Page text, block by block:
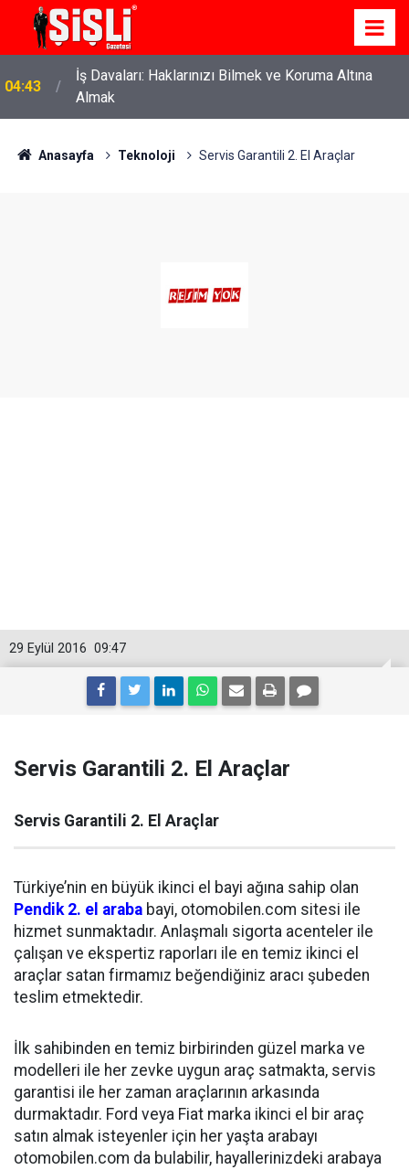
04:43
İş Davaları: Haklarınızı Bilmek ve Koruma Altına
Almak
Anasayfa Teknoloji Servis Garantili 2. El Araçlar
09:47
29 Eylül 2016
Servis Garantili 2. El Araçlar
Servis Garantili 2. El Araçlar
Türkiye’nin en büyük ikinci el bayi ağına sahip olan
Pendik 2. el araba bayi, otomobilen.com sitesi ile
hizmet sunmaktadır. Anlaşmalı sigorta acenteler ile
çalışan ve ekspertiz raporları ile en temiz ikinci el
araçlar satan firmamız beğendiğiniz aracı şubeden
teslim etmektedir.
İlk sahibinden en temiz birbirinden güzel marka ve
modelleri ile her zevke uygun araç satmakta, servis
garantisi ile her zaman araçlarının arkasında
durmaktadır. Ford veya Fiat marka ikinci el bir araç
satın almak isteyenler için her yaşta arabayı
otomobilen.com da bulabilir, hayallerinizdeki arabaya